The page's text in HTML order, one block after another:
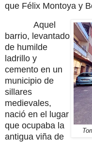
que Félix Montoya y
Aquel
barrio, levantado
de humilde
ladrillo y
cemento en un
municipio de
sillares
medievales,
nació en el lugar
que ocupaba la
antigua viña de